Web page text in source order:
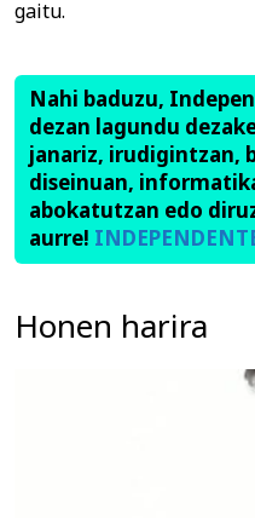
gaitu.
Nahi baduzu,
dezan lagundu
janariz, irudigintzan,
diseinuan,
abokatutzan edo
aurre!
Honen harira